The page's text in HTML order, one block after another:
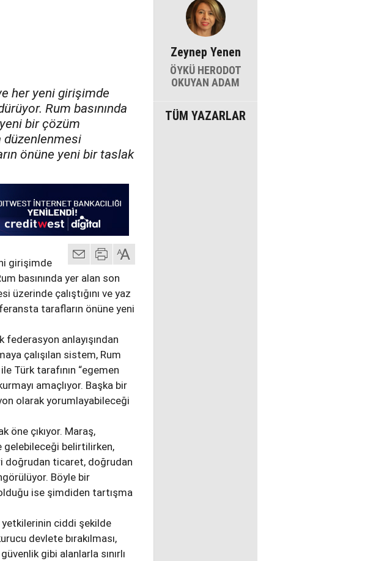
her yeni girişimde
Rum basınında
bir çözüm
düzenlenmesi
önüne yeni bir taslak
girişimde
basınında yer alan son
çalıştığını ve yaz
tarafların önüne yeni
anlayışından
çalışılan sistem, Rum
Türk tarafının “egemen
amaçlıyor. Başka bir
olarak yorumlayabileceği
öne çıkıyor. Maraş,
gelebileceği belirtilirken,
doğrudan ticaret, doğrudan
Böyle bir
ise şimdiden tartışma
yetkilerinin ciddi şekilde
devlete bırakılması,
gibi alanlarla sınırlı
Zeynep Yenen
ÖYKÜ HERODOT
OKUYAN ADAM
TÜM YAZARLAR